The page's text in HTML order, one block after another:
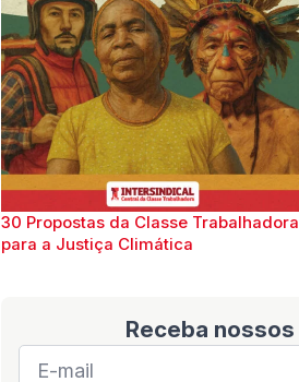
30 Propostas da Classe Trabalhadora
para a Justiça Climática
Receba nossos
E-
mail